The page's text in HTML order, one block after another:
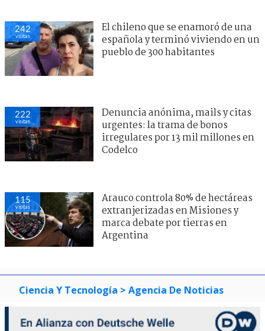
242
visitas
El chileno que se enamoró de una
española y terminó viviendo en un
pueblo de 300 habitantes
222
visitas
Denuncia anónima, mails y citas
urgentes: la trama de bonos
irregulares por 13 mil millones en
Codelco
115
visitas
Arauco controla 80% de hectáreas
extranjerizadas en Misiones y
marca debate por tierras en
Argentina
Ciencia Y Tecnología > Agencia De Noticias